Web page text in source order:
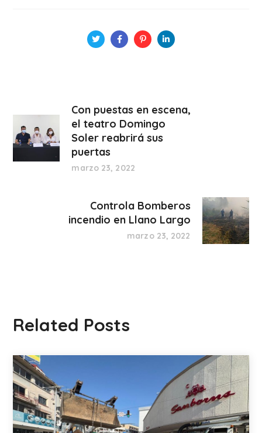
Con puestas en escena,
el teatro Domingo
Soler reabrirá sus
puertas
marzo 23, 2022
Controla Bomberos
incendio en Llano Largo
marzo 23, 2022
Related Posts